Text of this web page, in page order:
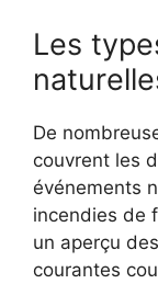
Les
De
couvrent les
événements
incendies de
un aperçu
courantes